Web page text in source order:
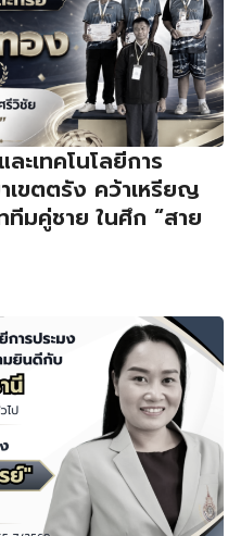
ะเทคโนโลยีการ
เขตตรัง คว้าเหรียญ
ทีมคู่ชาย ในศึก “สาย